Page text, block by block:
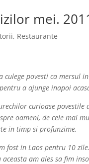
mei.
, Restaurante
povesti ca mersul
a ajunge inapoi
curioase
oameni, de cele mai
in timp si profunzime.
fost in Laos pentru 10
am ales sa fim